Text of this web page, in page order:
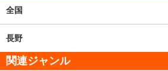
全国
長野
関連ジャンル